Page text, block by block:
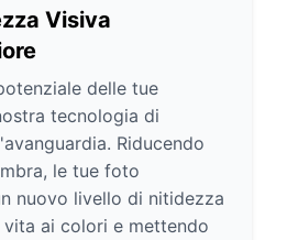
Visiva
delle tue
tecnologia di
Riducendo
le tue foto
nuovo livello di nitidezza
ai colori e mettendo